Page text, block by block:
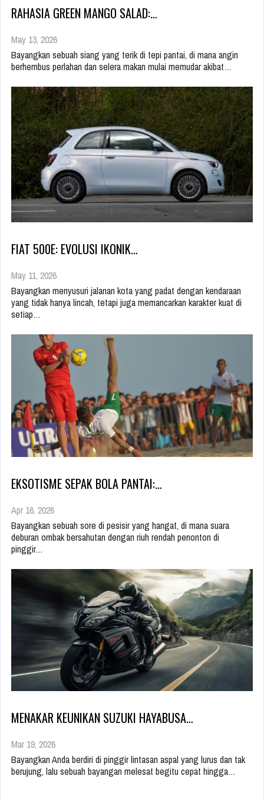
RAHASIA GREEN MANGO SALAD:…
May 13, 2026
Bayangkan sebuah siang yang terik di tepi pantai, di mana angin
berhembus perlahan dan selera makan mulai memudar akibat…
FIAT 500E: EVOLUSI IKONIK…
May 11, 2026
Bayangkan menyusuri jalanan kota yang padat dengan kendaraan
yang tidak hanya lincah, tetapi juga memancarkan karakter kuat di
setiap…
EKSOTISME SEPAK BOLA PANTAI:…
Apr 16, 2026
Bayangkan sebuah sore di pesisir yang hangat, di mana suara
deburan ombak bersahutan dengan riuh rendah penonton di
pinggir…
MENAKAR KEUNIKAN SUZUKI HAYABUSA…
Mar 19, 2026
Bayangkan Anda berdiri di pinggir lintasan aspal yang lurus dan tak
berujung, lalu sebuah bayangan melesat begitu cepat hingga…